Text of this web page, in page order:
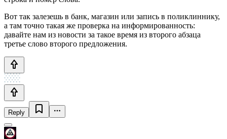
Вот так залезешь в банк, магазин или запись в поликлиннику,
а там точно такая же проверка на информированность:
давайте нам из новости за такое время из второго абзаца
третье слово второго предложения.
Reply